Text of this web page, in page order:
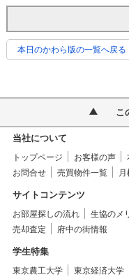
本日のかわら版の一覧へ戻る
こ
当社について
トップページ お客様の声
お問合せ
売買物件一覧
サイトコンテンツ
お部屋探しの流れ 生協のメ
売却査定
府中の街情報
学生特集
東京農工大学 東京経済大学